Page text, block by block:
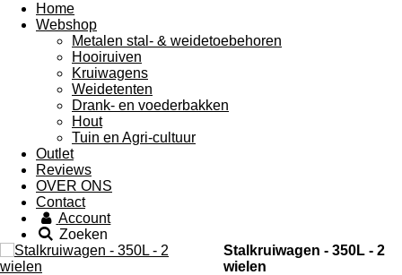
Home
Webshop
Metalen stal- & weidetoebehoren
Hooiruiven
Kruiwagens
Weidetenten
Drank- en voederbakken
Hout
Tuin en Agri-cultuur
Outlet
Reviews
OVER ONS
Contact
Account
Zoeken
Stalkruiwagen - 350L - 2
wielen